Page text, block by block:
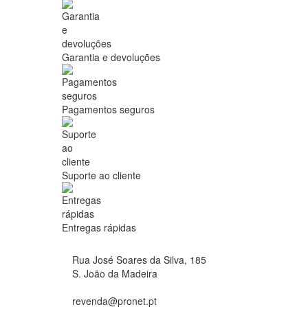
Garantia e devoluções
Pagamentos seguros
Suporte ao cliente
Entregas rápidas
Rua José Soares da Silva, 185
S. João da Madeira
revenda@pronet.pt